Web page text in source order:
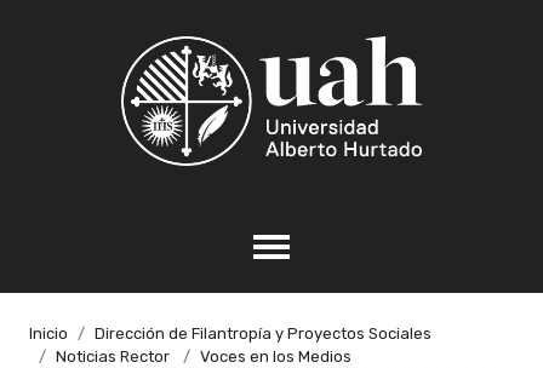
Inicio
Dirección de Filantropía y Proyectos Sociales
Noticias Rector
Voces en los Medios